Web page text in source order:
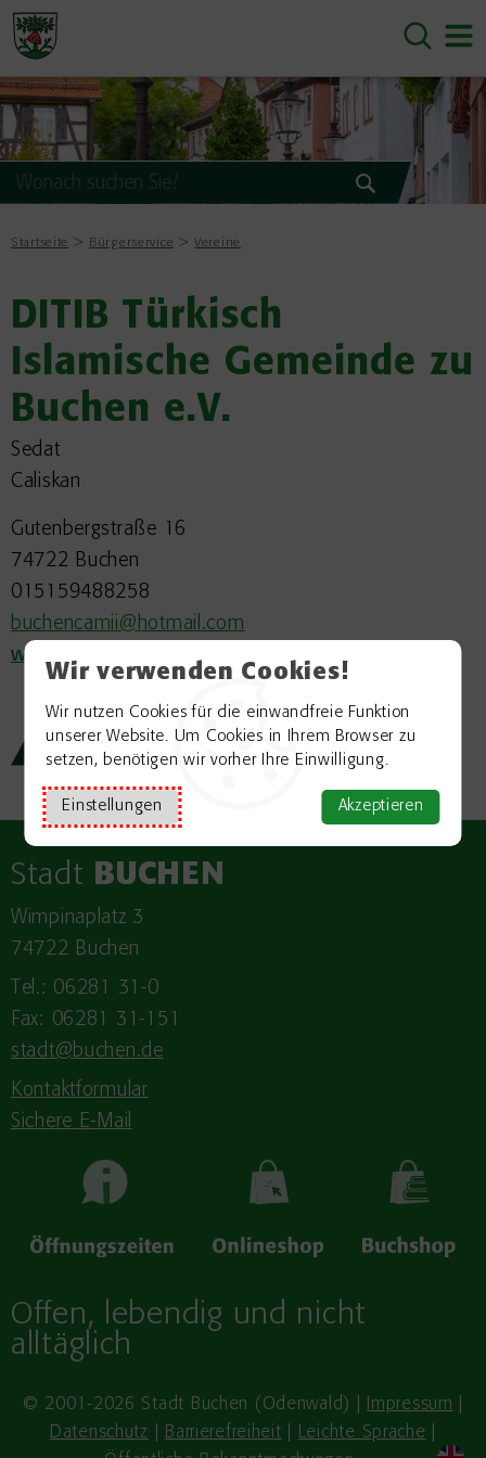
Wir verwenden Cookies!
Wir nutzen Cookies für die einwandfreie Funktion
unserer Website. Um Cookies in Ihrem Browser zu
setzen, benötigen wir vorher Ihre Einwilligung.
Einstellungen Akzeptieren
Startseite Bürgerservice Vereine
DITIB Türkisch
Islamische Gemeinde zu
Buchen e.V.
Sedat
Caliskan
Gutenbergstraße 16
74722 Buchen
015159488258
buchencamii@hotmail.com
www.ditib-buchen.de/
Zurück zur Übersicht
Stadt BUCHEN
Wimpinaplatz 3
74722 Buchen
Tel.: 06281 31-0
Fax: 06281 31-151
stadt@buchen.de
Kontaktformular
Sichere E-Mail
Offen, lebendig und nicht
alltäglich
© 2001-2026 Stadt Buchen (Odenwald) | Impressum
Datenschutz
Barrierefreiheit Leichte Sprache